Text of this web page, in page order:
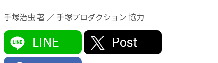
手塚治虫 著 ／ 手塚プロダクション 協力